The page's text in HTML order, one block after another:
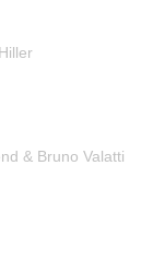
& Bruno Valatti